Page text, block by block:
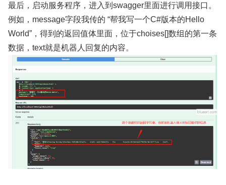
最后，启动服务程序，进入到swagger里面进行调用接口。
例如，message字段我传的 “帮我写一个C#版本的Hello
World”，得到的返回值体里面，位于choises[]数组的第一条
数据，text就是机器人回复的内容。